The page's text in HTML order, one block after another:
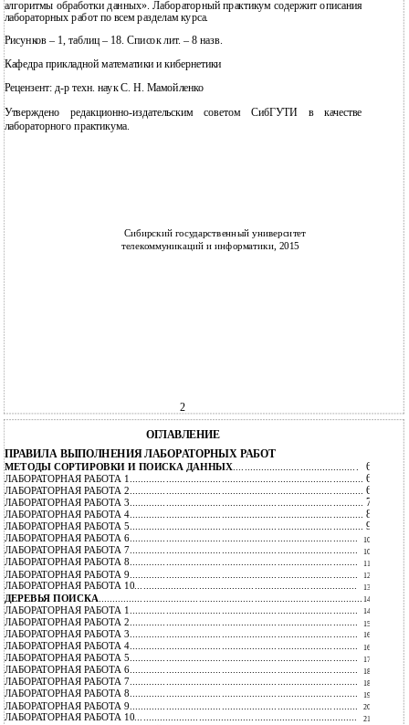
алгоритмы обработки данных». Лабораторный практикум содержит описания
лабораторных работ по всем разделам курса.
Рисунков – 1, таблиц – 18. Список лит. – 8 назв.
Кафедра прикладной математики и кибернетики
Рецензент: д-р техн. наук С. Н. Мамойленко
Утверждено редакционно-издательским советом СибГУТИ в качестве
лабораторного практикума.
Сибирский государственный университет
телекоммуникаций и информатики, 2015
2
ОГЛАВЛЕНИЕ
ПРАВИЛА ВЫПОЛНЕНИЯ ЛАБОРАТОРНЫХ РАБОТ
МЕТОДЫ СОРТИРОВКИ И ПОИСКА ДАННЫХ............................................. 6
ЛАБОРАТОРНАЯ РАБОТА 1.................................................................................... 6
ЛАБОРАТОРНАЯ РАБОТА 2.................................................................................... 6
ЛАБОРАТОРНАЯ РАБОТА 3.................................................................................... 7
ЛАБОРАТОРНАЯ РАБОТА 4.................................................................................... 8
ЛАБОРАТОРНАЯ РАБОТА 5.................................................................................... 9
ЛАБОРАТОРНАЯ РАБОТА 6.................................................................................. 10
ЛАБОРАТОРНАЯ РАБОТА 7.................................................................................. 10
ЛАБОРАТОРНАЯ РАБОТА 8.................................................................................. 11
ЛАБОРАТОРНАЯ РАБОТА 9.................................................................................. 12
ЛАБОРАТОРНАЯ РАБОТА 10................................................................................ 13
ДЕРЕВЬЯ ПОИСКА............................................................................................... 14
ЛАБОРАТОРНАЯ РАБОТА 1.................................................................................. 14
ЛАБОРАТОРНАЯ РАБОТА 2.................................................................................. 15
ЛАБОРАТОРНАЯ РАБОТА 3.................................................................................. 16
ЛАБОРАТОРНАЯ РАБОТА 4.................................................................................. 16
ЛАБОРАТОРНАЯ РАБОТА 5.................................................................................. 17
ЛАБОРАТОРНАЯ РАБОТА 6.................................................................................. 18
ЛАБОРАТОРНАЯ РАБОТА 7.................................................................................. 18
ЛАБОРАТОРНАЯ РАБОТА 8.................................................................................. 19
ЛАБОРАТОРНАЯ РАБОТА 9.................................................................................. 20
ЛАБОРАТОРНАЯ РАБОТА 10................................................................................ 21